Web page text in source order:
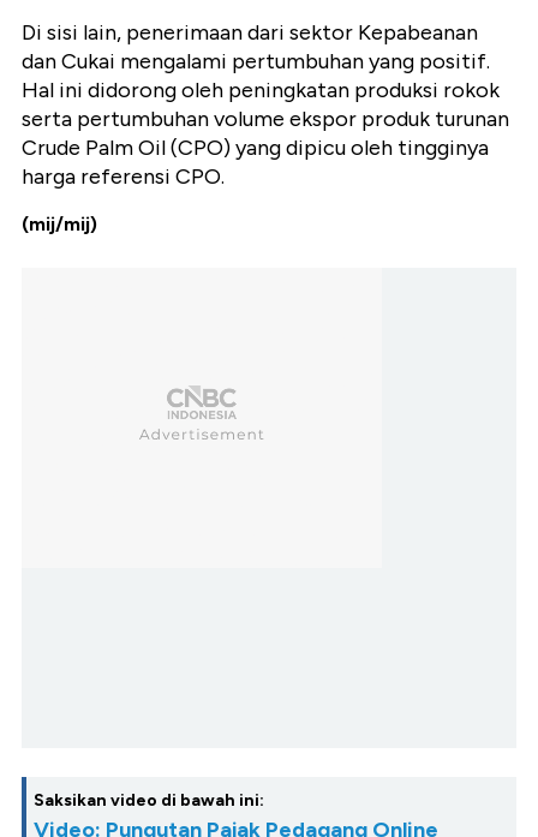
Di sisi lain, penerimaan dari sektor Kepabeanan
dan Cukai mengalami pertumbuhan yang positif.
Hal ini didorong oleh peningkatan produksi rokok
serta pertumbuhan volume ekspor produk turunan
Crude Palm Oil (CPO) yang dipicu oleh tingginya
harga referensi CPO.
(mij/mij)
Saksikan video di bawah ini:
Video: Pungutan Pajak Pedagang Online